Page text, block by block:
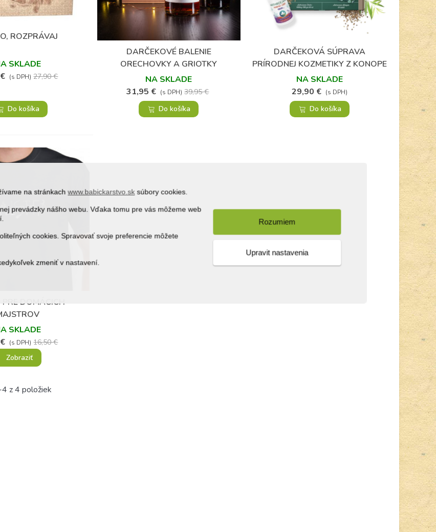
na stránkachwww.babickarstvo.sk súbory cookies.
prevádzky nášho webu. Vďaka tomu pre vás môžeme web
cookies. Spravovať svoje preferencie môžete
zmeniť v nastavení.
Rozumiem
Upravit nastavenia
Obľúbené
ROZPRÁVAJ
SKLADE
(s DPH) 27,90 €
(111)
Do košíka
Obľúbené
DARČEKOVÉ BALENIE
ORECHOVKY A GRIOTKY
NA SKLADE
31,95 € (s DPH) 39,95 €
(4)
Do košíka
Obľúbené
DARČEKOVÁ SÚPRAVA
PRÍRODNEJ KOZMETIKY Z KONOPE
PRE DEDUŠKA
NA SKLADE
29,90 € (s DPH)
Do košíka
PRE DOMÁCICH
SKLADE
(s DPH) 16,50 €
Zobraziť
z 4 položiek